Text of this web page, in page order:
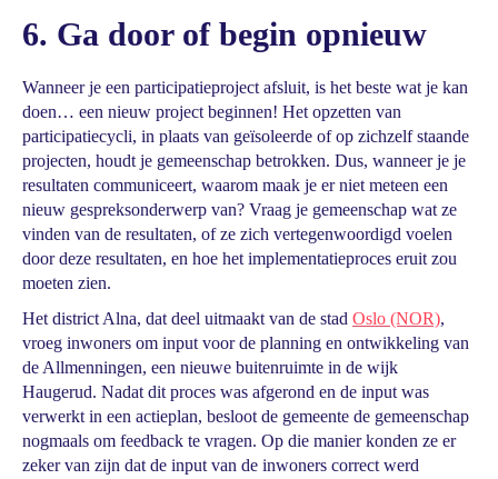
6. Ga door of begin opnieuw
Wanneer je een participatieproject afsluit, is het beste wat je kan
doen… een nieuw project beginnen! Het opzetten van
participatiecycli, in plaats van geïsoleerde of op zichzelf staande
projecten, houdt je gemeenschap betrokken. Dus, wanneer je je
resultaten communiceert, waarom maak je er niet meteen een
nieuw gespreksonderwerp van? Vraag je gemeenschap wat ze
vinden van de resultaten, of ze zich vertegenwoordigd voelen
door deze resultaten, en hoe het implementatieproces eruit zou
moeten zien.
Het district Alna, dat deel uitmaakt van de stad Oslo (NOR),
vroeg inwoners om input voor de planning en ontwikkeling van
de Allmenningen, een nieuwe buitenruimte in de wijk
Haugerud. Nadat dit proces was afgerond en de input was
verwerkt in een actieplan, besloot de gemeente de gemeenschap
nogmaals om feedback te vragen. Op die manier konden ze er
zeker van zijn dat de input van de inwoners correct werd